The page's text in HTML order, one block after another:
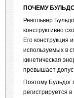
ПОЧЕМУ
Револьвер
конструктивно
Его конструкция
используемых в
кинетическая
превышает
Поэтому Бульдог
регистрируется